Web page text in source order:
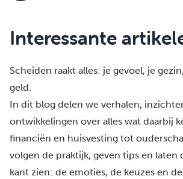
Interessante
Scheiden raakt alles: je gevoel, je
geld.
In dit blog delen we verhalen,
ontwikkelingen over alles wat daarbij
financiën en huisvesting tot
volgen de praktijk, geven tips en laten
kant zien: de emoties, de keuzes en